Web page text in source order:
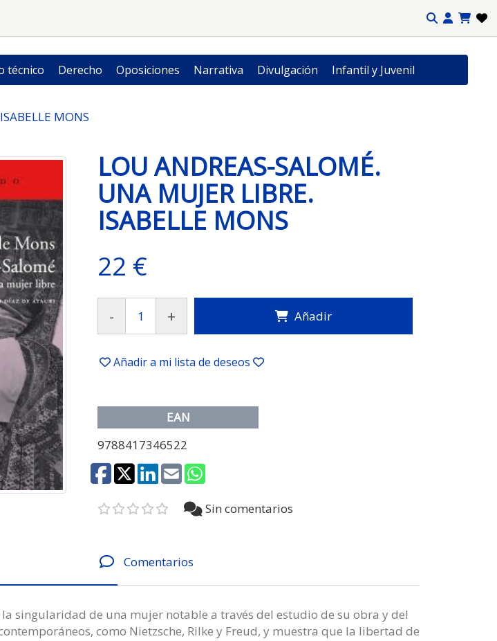
técnico Derecho Oposiciones Narrativa Divulgación Infantil y Juvenil
MONS
LOU ANDREAS-SALOMÉ.
UNA MUJER LIBRE.
ISABELLE MONS
22 €
- + Añadir
Añadir a mi lista de deseos
EAN
9788417346522
Sin comentarios
Comentarios
singularidad de una mujer notable a través del estudio de su obra y del
como Nietzsche, Rilke y Freud, y muestra que la libertad de